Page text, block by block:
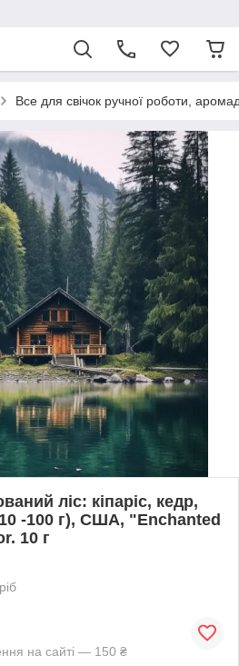
Все для свічок ручної роботи,
ліс: кіпаріс, кедр,
-100 г), США, "Enchanted
10 г
на сайті — 150 ₴